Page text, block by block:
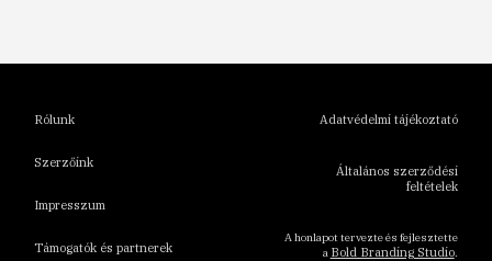
Rólunk
Szerzőink
Impresszum
Támogatók és partnerek
Adatvédelmi tájékoztató
Általános szerződési
feltételek
A honlapot tervezte és fejlesztette
a Bold Branding Studio.